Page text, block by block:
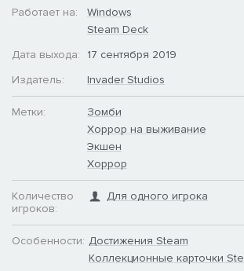
Работает на:
Windows
Steam Deck
Дата выхода:
17 сентября 2019
Издатель:
Invader Studios
Метки:
Зомби
Хоррор на выживание
Экшен
Хоррор
Количество
игроков:
Для одного игрока
Особенности: Достижения Steam
Коллекционные карточки